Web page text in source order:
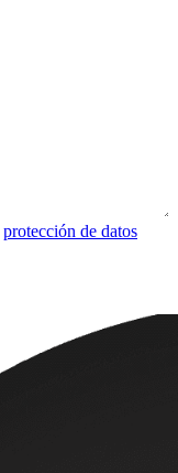
protección de datos